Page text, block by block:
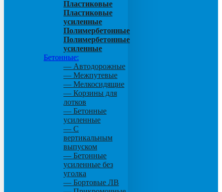
Пластиковые
Пластиковые
усиленные
Полимербетонные
Полимербетонные
усиленные
Бетонные:
— Автодорожные
— Межпутевые
— Мелкосидящие
— Корзины для
лотков
— Бетонные
усиленные
— С
вертикальным
выпуском
— Бетонные
усиленные без
уголка
— Бортовые ЛВ